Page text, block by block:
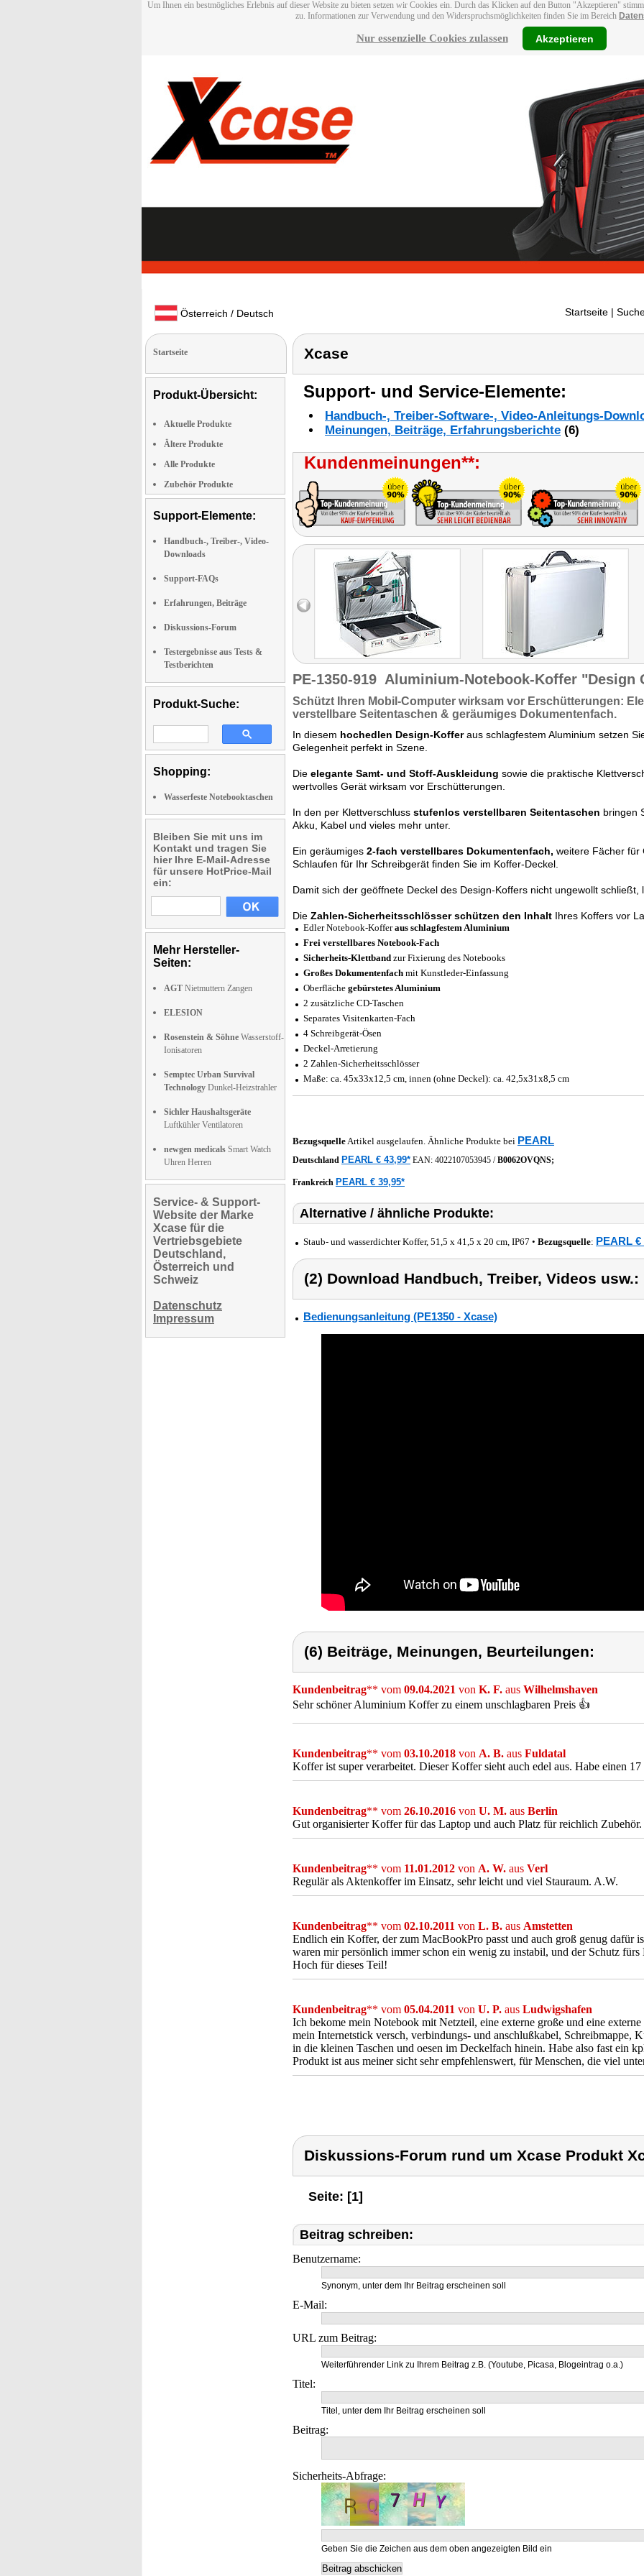
Um Ihnen ein bestmögliches Erlebnis auf dieser Website zu bieten setzen wir Cookies ein. Durch das Klicken auf den Button "Akzeptieren"
zu. Informationen zur Verwendung und den Widerspruchsmöglichkeiten finden Sie im Bereich
Nur essenzielle Cookies zulassen Akzeptieren
Österreich / Deutsch Startseite |
Startseite
Produkt-Übersicht:
Aktuelle Produkte
Ältere Produkte
Alle Produkte
Zubehör Produkte
Support-Elemente:
Handbuch-, Treiber-, Video-
Downloads
Support-FAQs
Erfahrungen, Beiträge
Diskussions-Forum
Testergebnisse aus Tests &
Testberichten
Produkt-Suche:
Shopping:
Wasserfeste Notebooktaschen
Bleiben Sie mit uns im
Kontakt und tragen Sie
hier Ihre E-Mail-Adresse
für unsere HotPrice-Mail
ein:
Mehr Hersteller-
Seiten:
AGT Nietmuttern Zangen
ELESION
Rosenstein & Söhne Wasserstoff-
Ionisatoren
Semptec Urban Survival
Technology Dunkel-Heizstrahler
Sichler Haushaltsgeräte
Luftkühler Ventilatoren
newgen medicals Smart Watch
Uhren Herren
Service- & Support-
Website der Marke
Xcase für die
Vertriebsgebiete
Deutschland,
Österreich und
Schweiz
Datenschutz
Impressum
Xcase
Support- und Service-Elemente:
Handbuch-, Treiber-Software-, Video-Anleitungs-
Meinungen, Beiträge, Erfahrungsberichte (6)
Kundenmeinungen**:
PE-1350-919 Aluminium-Notebook-Koffer "Design
Schützt Ihren Mobil-Computer wirksam vor Erschütterungen:
verstellbare Seitentaschen & geräumiges Dokumentenfach.
In diesem hochedlen Design-Kofferaus schlagfestem Aluminium setzen
Gelegenheit perfekt in Szene.
Die elegante Samt- und Stoff-Auskleidung sowie die praktische
wertvolles Gerät wirksam vor Erschütterungen.
In den per Klettverschluss stufenlos verstellbaren Seitentaschen bringen
Akku, Kabel und vieles mehr unter.
Ein geräumiges 2-fach verstellbares Dokumentenfach, weitere Fächer für
Schlaufen für Ihr Schreibgerät finden Sie im Koffer-Deckel.
Damit sich der geöffnete Deckel des Design-Koffers nicht ungewollt schließt,
Die Zahlen-Sicherheitsschlösser schützen den Inhalt Ihres Koffers vor
Edler Notebook-Kofferaus schlagfestem Aluminium
Frei verstellbares Notebook-Fach
Sicherheits-Klettband zur Fixierung des Notebooks
Großes Dokumentenfach mit Kunstleder-Einfassung
Oberfläche gebürstetes Aluminium
2 zusätzliche CD-Taschen
Separates Visitenkarten-Fach
4 Schreibgerät-Ösen
Deckel-Arretierung
2 Zahlen-Sicherheitsschlösser
Maße: ca. 45x33x12,5 cm, innen (ohne Deckel): ca. 42,5x31x8,5 cm
BezugsquelleArtikel ausgelaufen. Ähnliche Produkte bei PEARL
Deutschland PEARL € 43,99* EAN: 4022107053945 /B0062OVQNS;
Frankreich PEARL € 39,95*
Alternative / ähnliche Produkte:
Staub- und wasserdichter Koffer, 51,5 x 41,5 x 20 cm, IP67 • Bezugsquelle: PEARL €
(2) Download Handbuch, Treiber, Videos usw.:
Bedienungsanleitung (PE1350 - Xcase)
(6) Beiträge, Meinungen, Beurteilungen:
Kundenbeitrag** vom 09.04.2021 von K. F. aus Wilhelmshaven
Sehr schöner Aluminium Koffer zu einem unschlagbaren Preis 👍
Kundenbeitrag** vom 03.10.2018 von A. B. aus Fuldatal
Koffer ist super verarbeitet. Dieser Koffer sieht auch edel aus. Habe einen
Kundenbeitrag** vom 26.10.2016 von U. M. aus Berlin
Gut organisierter Koffer für das Laptop und auch Platz für reichlich
Kundenbeitrag** vom 11.01.2012 von A. W. aus Verl
Regulär als Aktenkoffer im Einsatz, sehr leicht und viel Stauraum. A.W.
Kundenbeitrag** vom 02.10.2011 von L. B. aus Amstetten
Endlich ein Koffer, der zum MacBookPro passt und auch groß genug dafür
waren mir persönlich immer schon ein wenig zu instabil, und der Schutz
Hoch für dieses Teil!
Kundenbeitrag** vom 05.04.2011 von U. P. aus Ludwigshafen
Ich bekome mein Notebook mit Netzteil, eine externe große und eine
mein Internetstick versch, verbindungs- und anschlußkabel, Schreibmappe,
in die kleinen Taschen und oesen im Deckelfach hinein. Habe also fast ein
Produkt ist aus meiner sicht sehr empfehlenswert, für Menschen, die viel
Diskussions-Forum rund um Xcase Produkt
Seite: [1]
Beitrag schreiben:
Benutzername:
Synonym, unter dem Ihr Beitrag erscheinen soll
E-Mail:
URL zum Beitrag:
Weiterführender Link zu Ihrem Beitrag z.B. (Youtube, Picasa, Blogeintrag o.a.)
Titel:
Titel, unter dem Ihr Beitrag erscheinen soll
Beitrag:
Sicherheits-Abfrage:
Geben Sie die Zeichen aus dem oben angezeigten Bild ein